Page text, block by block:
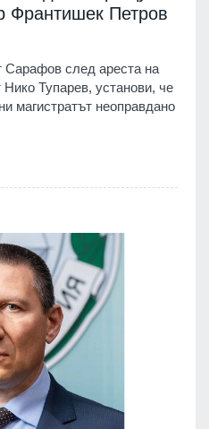
Франтишек Петров
Сарафов след ареста на
Тупарев, установи, че
магистратът неоправдано